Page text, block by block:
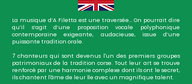
La musique d’A Filetta est une traversée… On pourrait dire
qu’il s’agit d’une proposition vocale polyphonique
contemporaine exigeante, audacieuse, issue d’une
puissante tradition orale.
7 chanteurs qui sont devenus l'un des premiers groupes
patrimoniaux de la tradition corse. Tout leur art se trouve
renforcé par une harmonie complexe dont ils ont le secret,
ils chantent l'âme de leur île avec un magnifique talent.